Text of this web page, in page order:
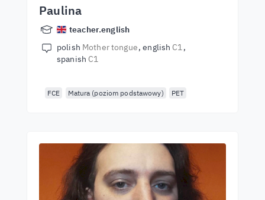
Paulina
teacher.english
polish Mother tongue english C1
spanish C1
FCE Matura (poziom podstawowy) PET